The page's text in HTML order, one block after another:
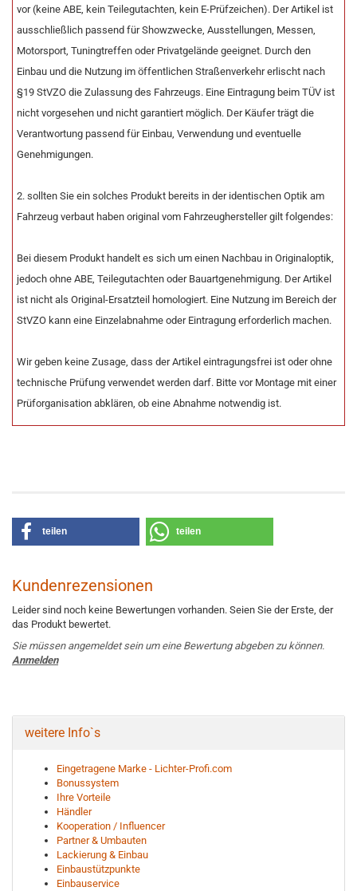
vor (keine ABE, kein Teilegutachten, kein E-Prüfzeichen). Der Artikel ist
ausschließlich passend für Showzwecke, Ausstellungen, Messen,
Motorsport, Tuningtreffen oder Privatgelände geeignet. Durch den
Einbau und die Nutzung im öffentlichen Straßenverkehr erlischt nach
§19 StVZO die Zulassung des Fahrzeugs. Eine Eintragung beim TÜV ist
nicht vorgesehen und nicht garantiert möglich. Der Käufer trägt die
Verantwortung passend für Einbau, Verwendung und eventuelle
Genehmigungen.
2. sollten Sie ein solches Produkt bereits in der identischen Optik am
Fahrzeug verbaut haben original vom Fahrzeughersteller gilt folgendes:
Bei diesem Produkt handelt es sich um einen Nachbau in Originaloptik,
jedoch ohne ABE, Teilegutachten oder Bauartgenehmigung. Der Artikel
ist nicht als Original-Ersatzteil homologiert. Eine Nutzung im Bereich der
StVZO kann eine Einzelabnahme oder Eintragung erforderlich machen.
Wir geben keine Zusage, dass der Artikel eintragungsfrei ist oder ohne
technische Prüfung verwendet werden darf. Bitte vor Montage mit einer
Prüforganisation abklären, ob eine Abnahme notwendig ist.
teilen teilen
Kundenrezensionen
Leider sind noch keine Bewertungen vorhanden. Seien Sie der Erste, der
das Produkt bewertet.
Sie müssen angemeldet sein um eine Bewertung abgeben zu können.
Anmelden
weitere Info`s
Eingetragene Marke - Lichter-Profi.com
Bonussystem
Ihre Vorteile
Händler
Kooperation / Influencer
Partner & Umbauten
Lackierung & Einbau
Einbaustützpunkte
Einbauservice